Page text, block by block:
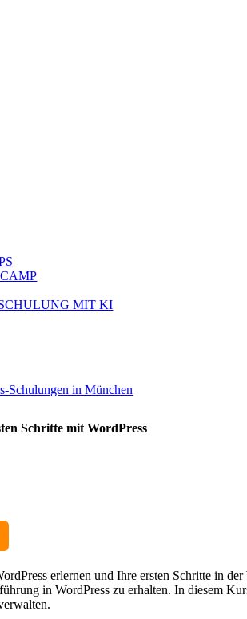
MIT KI
Schulungen in München
Schritte mit WordPress
erlernen und Ihre ersten Schritte in
in WordPress zu erhalten. In diesem